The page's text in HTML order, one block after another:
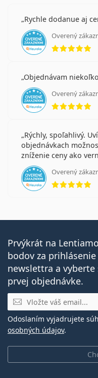
Rychle dodanue aj
Overený
Objednávam
Overený
Rýchly, spoľahlivý.
objednávkach
zníženie ceny ako
Overený
Prvýkrát na
bodov za
newslettra a vyberte
prvej objednávke.
E-mail
Odoslaním vyjadrujete
osobných údajov.